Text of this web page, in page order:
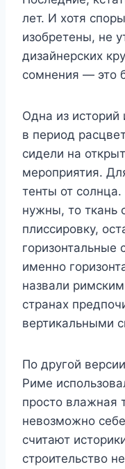
лет. И хотя
изобретены, не
дизайнерских
сомнения — это
Одна из историй
в период
сидели на
мероприятия.
тенты от
нужны, то ткань
плиссировку,
горизонтальные
именно
назвали
странах
вертикальными
По другой
Риме
просто влажная
невозможно
считают
строительство